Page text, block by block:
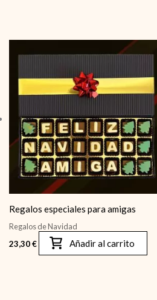
Regalos especiales para amigas
Regalos de Navidad
23,30€ Añadir al carrito